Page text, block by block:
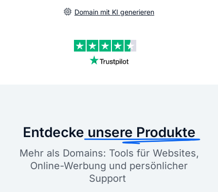
Domain mit KI generieren
Entdecke unsere Produkte
Mehr als Domains: Tools für Websites,
Online-Werbung und persönlicher
Support